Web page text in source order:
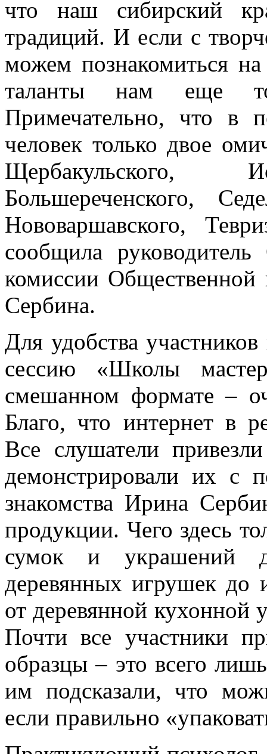
что наш сибирский
традиций. И если с
можем познакомиться
таланты нам еще
Примечательно, что в
человек только двое
Щербакульского,
Большереченского,
Нововаршавского,
сообщила
комиссии
Сербина.
Для удобства
сессию «Школы
смешанном формате –
Благо, что интернет в
Все слушатели
демонстрировали их с
знакомства Ирина
продукции. Чего здесь
сумок и украшений
деревянных игрушек до
от деревянной кухонной
Почти все участники
образцы – это всего
им подсказали, что
если правильно